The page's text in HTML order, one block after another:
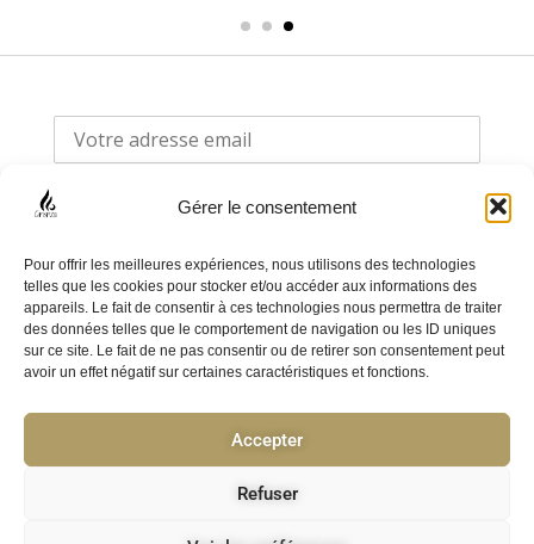
Gérer le consentement
Pour offrir les meilleures expériences, nous utilisons des technologies
telles que les cookies pour stocker et/ou accéder aux informations des
appareils. Le fait de consentir à ces technologies nous permettra de traiter
des données telles que le comportement de navigation ou les ID uniques
sur ce site. Le fait de ne pas consentir ou de retirer son consentement peut
avoir un effet négatif sur certaines caractéristiques et fonctions.
Accepter
Refuser
Politique de confidentialité
CGV
F
a
e
b
o
o
I
n
t
a